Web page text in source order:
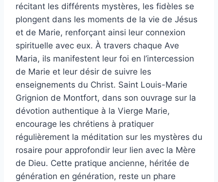
récitant les différents mystères, les fidèles se
plongent dans les moments de la vie de Jésus
et de Marie, renforçant ainsi leur connexion
spirituelle avec eux. À travers chaque Ave
Maria, ils manifestent leur foi en l’intercession
de Marie et leur désir de suivre les
enseignements du Christ. Saint Louis-Marie
Grignion de Montfort, dans son ouvrage sur la
dévotion authentique à la Vierge Marie,
encourage les chrétiens à pratiquer
régulièrement la méditation sur les mystères du
rosaire pour approfondir leur lien avec la Mère
de Dieu. Cette pratique ancienne, héritée de
génération en génération, reste un phare